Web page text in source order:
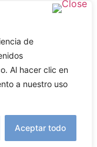
de
Al hacer clic en
a nuestro uso
Aceptar todo